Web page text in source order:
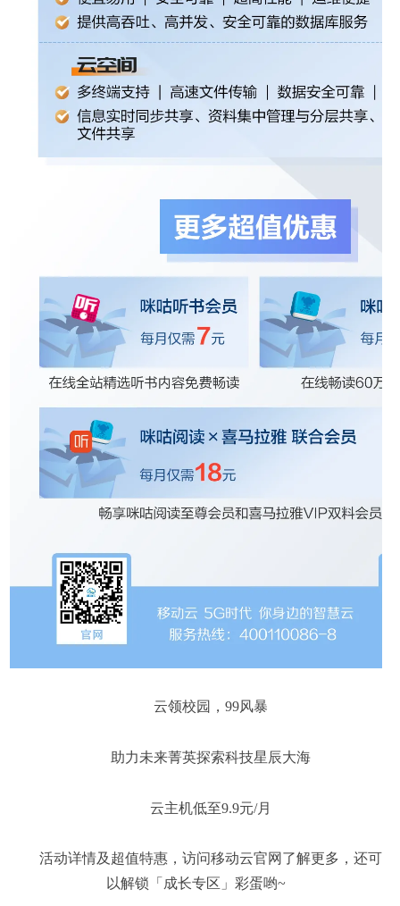
云领校园，99风暴
助力未来菁英探索科技星辰大海
云主机低至9.9元/月
活动详情及超值特惠，访问移动云官网了解更多，还可
以解锁「成长专区」彩蛋哟~